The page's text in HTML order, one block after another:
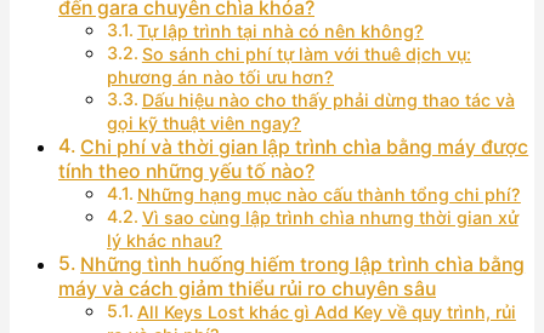
đến gara chuyên chìa khóa?
Tự lập trình tại nhà có nên không?
So sánh chi phí tự làm với thuê dịch vụ:
phương án nào tối ưu hơn?
Dấu hiệu nào cho thấy phải dừng thao tác và
gọi kỹ thuật viên ngay?
Chi phí và thời gian lập trình chìa bằng máy được
tính theo những yếu tố nào?
Những hạng mục nào cấu thành tổng chi phí?
Vì sao cùng lập trình chìa nhưng thời gian xử
lý khác nhau?
Những tình huống hiếm trong lập trình chìa bằng
máy và cách giảm thiểu rủi ro chuyên sâu
All Keys Lost khác gì Add Key về quy trình, rủi